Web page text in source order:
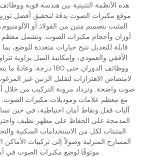
هذه الأنظمة التثبيتية بين هندسة قوية
موقع مكبرات الصوت بدقة لتحقيق أفضل
المثبت بتصميم متين من الفولاذ أو
أوزان وأحجام مكبرات الصوت. وتشمل معظم
قابلة للتعديل تتيح خيارات متعددة للوضع،
ووظائف الدوران حتى 180
لامتصاص الاهتزازات لتقليل الرنين غير
صوت واضحة. وتزداد مرونة التركيب من خلال
مع معظم علامات وموديلات مكبرات
آليات قفل ونقاط أمان احتياطية، في حين
المدمجة على الحفاظ على مظهر نظيف
المثبتات لكل من الاستخدامات السكنية
المسارح المنزلية وصولاً إلى تركيبات الأماكن
موثوقًا لوضع مكبرات الصوت في